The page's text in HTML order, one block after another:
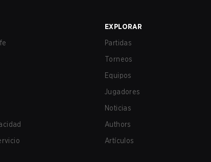
EXPLORAR
Partidas
Torneos
Equipos
Jugadores
Noticias
Authors
Artículos